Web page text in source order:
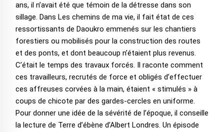
ans, il n’avait été que témoin de la détresse dans son
sillage. Dans Les chemins de ma vie, il fait état de ces
ressortissants de Daoukro emmenés sur les chantiers
forestiers ou mobilisés pour la construction des routes
et des ponts, et dont beaucoup n’étaient plus revenus.
C’était le temps des travaux forcés. Il raconte comment
ces travailleurs, recrutés de force et obligés d’effectuer
ces affreuses corvées à la main, étaient « stimulés » à
coups de chicote par des gardes-cercles en uniforme.
Pour donner une idée de la sévérité de l’époque, il conseille
la lecture de Terre d’ébène d’Albert Londres. Un épisode